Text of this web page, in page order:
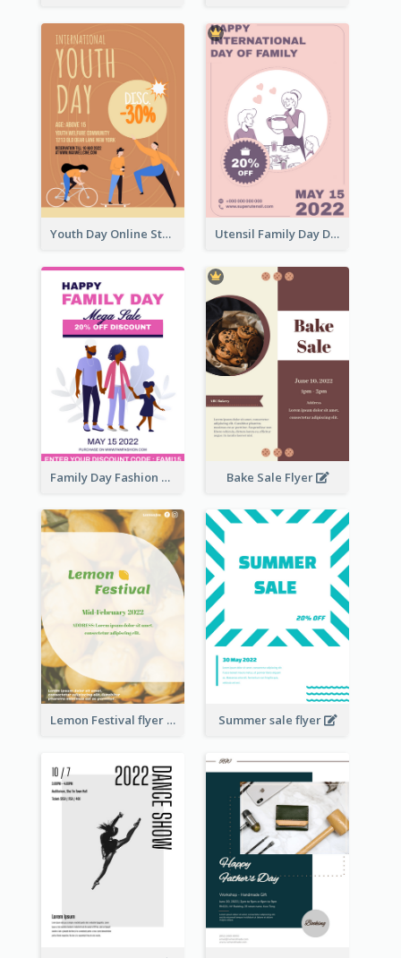
Youth Day Online Store Discount Flyer Utensil Family Day Discount Flyer
Family Day Fashion Sales Flyer Bake Sale Flyer
Lemon Festival flyer Summer sale flyer